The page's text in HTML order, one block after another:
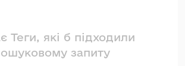
Теги, які б підходили
запиту